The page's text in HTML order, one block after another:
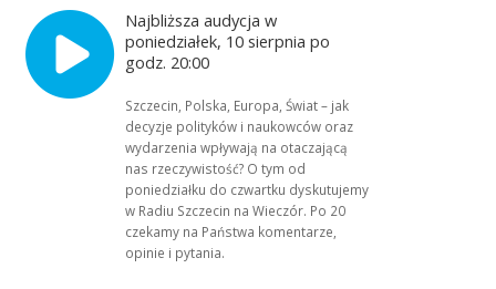
Najbliższa audycja w
poniedziałek, 10 sierpnia po
godz. 20:00
Szczecin, Polska, Europa, Świat – jak
decyzje polityków i naukowców oraz
wydarzenia wpływają na otaczającą
nas rzeczywistość? O tym od
poniedziałku do czwartku dyskutujemy
w Radiu Szczecin na Wieczór. Po 20
czekamy na Państwa komentarze,
opinie i pytania.